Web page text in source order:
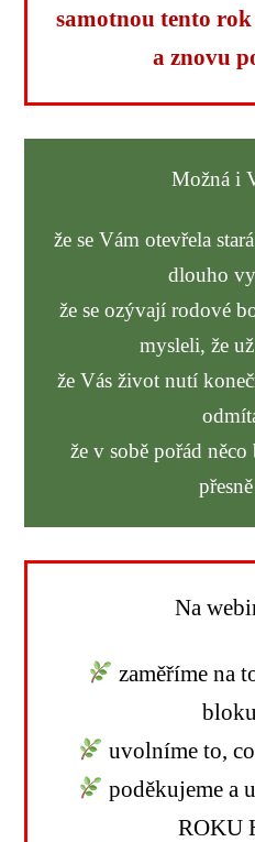
samotnou tento
a znovu
Možná i
že se Vám otevřela
dlouho
že se ozývají rodové
mysleli, že
že Vás život nutí
že v sobě pořád
Na
zaměříme na
uvolníme to,
poděkujeme a
ROKU